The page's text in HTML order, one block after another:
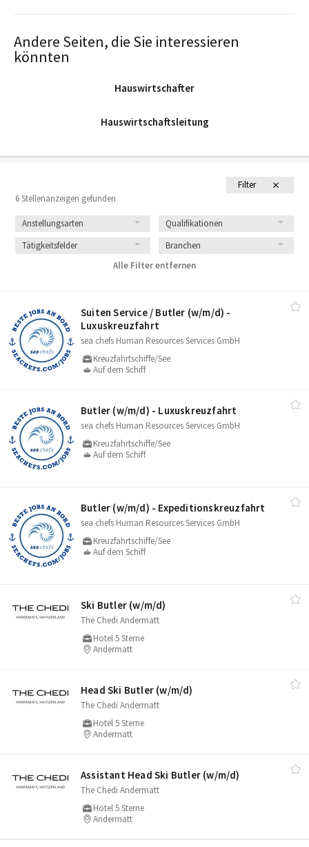
Filter
6 Stellenanzeigen gefunden
Anstellungsarten
Qualifikationen
Tätigkeitsfelder
Branchen
Alle Filter entfernen
Suiten Service /​ Butler (w/​m/​d) -
Luxuskreuzfahrt
sea chefs Human Resources Services GmbH
Kreuzfahrtschiffe/See
Auf dem Schiff
Butler (w/​m/​d) - Luxuskreuzfahrt
sea chefs Human Resources Services GmbH
Kreuzfahrtschiffe/See
Auf dem Schiff
Butler (w/​m/​d) - Expeditionskreuzfahrt
sea chefs Human Resources Services GmbH
Kreuzfahrtschiffe/See
Auf dem Schiff
Ski Butler (w/​m/​d)
The Chedi Andermatt
Hotel 5 Sterne
Andermatt
Head Ski Butler (w/​m/​d)
The Chedi Andermatt
Hotel 5 Sterne
Andermatt
Assistant Head Ski Butler (w/​m/​d)
The Chedi Andermatt
Hotel 5 Sterne
Andermatt
Andere Seiten, die Sie interessieren
könnten
Hauswirtschafter
Hauswirtschaftsleitung